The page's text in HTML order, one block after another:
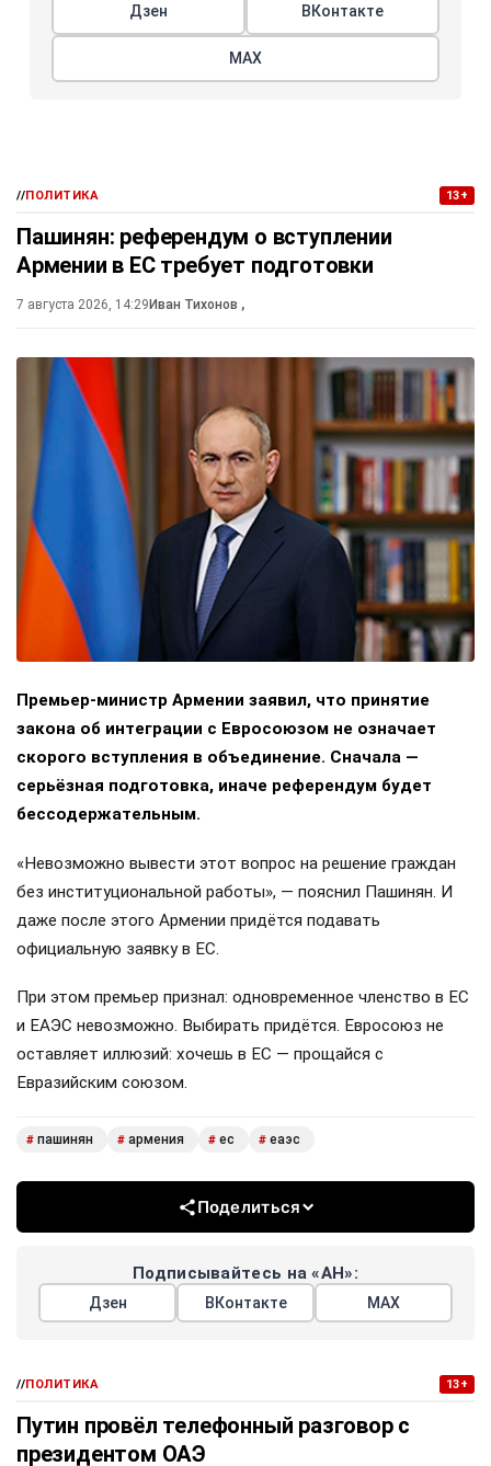
Дзен ВКонтакте
МАХ
//ПОЛИТИКА 13+
Пашинян: референдум о вступлении
Армении в ЕС требует подготовки
7 августа 2026, 14:29Иван Тихонов ,
Премьер-министр Армении заявил, что принятие
закона об интеграции с Евросоюзом не означает
скорого вступления в объединение. Сначала —
серьёзная подготовка, иначе референдум будет
бессодержательным.
«Невозможно вывести этот вопрос на решение граждан
без институциональной работы», — пояснил Пашинян. И
даже после этого Армении придётся подавать
официальную заявку в ЕС.
При этом премьер признал: одновременное членство в ЕС
и ЕАЭС невозможно. Выбирать придётся. Евросоюз не
оставляет иллюзий: хочешь в ЕС — прощайся с
Евразийским союзом.
# пашинян # армения # ес # еаэс
Поделиться
Подписывайтесь на «АН»:
Дзен ВКонтакте МАХ
//ПОЛИТИКА 13+
Путин провёл телефонный разговор с
президентом ОАЭ